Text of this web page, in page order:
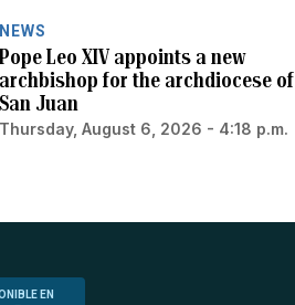
NEWS
Pope Leo XIV appoints a new
archbishop for the archdiocese of
San Juan
Thursday, August 6, 2026 - 4:18 p.m.
EN